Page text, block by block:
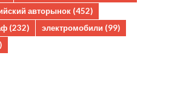
авторынок (452)
(232) электромобили (99)